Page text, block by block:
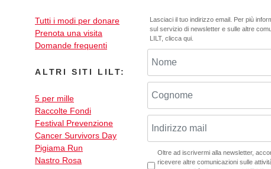
Tutti i modi per donare
Prenota una visita
Domande frequenti
ALTRI SITI LILT:
5 per mille
Raccolte Fondi
Festival Prevenzione
Cancer Survivors Day
Pigiama Run
Nastro Rosa
Lasciaci il tuo indirizzo email. Per più
sul servizio di newsletter e sulle altre
LILT, clicca qui
Oltre ad iscrivermi alla newsletter,
ricevere altre comunicazioni sulle